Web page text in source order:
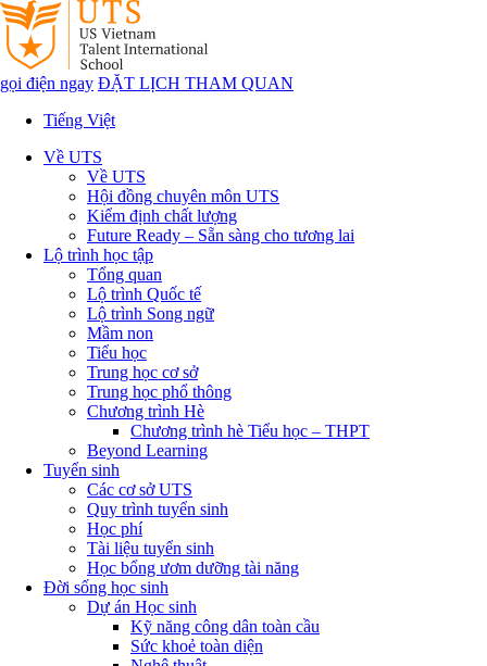
gọi điện ngay ĐẶT LỊCH THAM QUAN
Tiếng Việt
Về UTS
Về UTS
Hội đồng chuyên môn UTS
Kiểm định chất lượng
Future Ready – Sẵn sàng cho tương lai
Lộ trình học tập
Tổng quan
Lộ trình Quốc tế
Lộ trình Song ngữ
Mầm non
Tiểu học
Trung học cơ sở
Trung học phổ thông
Chương trình Hè
Chương trình hè Tiểu học – THPT
Beyond Learning
Tuyển sinh
Các cơ sở UTS
Quy trình tuyển sinh
Học phí
Tài liệu tuyển sinh
Học bổng ươm dưỡng tài năng
Đời sống học sinh
Dự án Học sinh
Kỹ năng công dân toàn cầu
Sức khoẻ toàn diện